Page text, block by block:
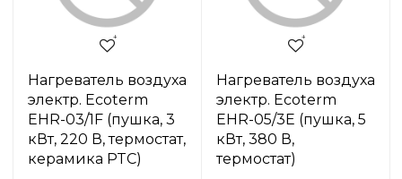
Нагреватель воздуха
электр. Ecoterm
EHR-03/1F (пушка, 3
кВт, 220 В, термостат,
керамика PTC)
Нагреватель воздуха
электр. Ecoterm
EHR-05/3E (пушка, 5
кВт, 380 В,
термостат)